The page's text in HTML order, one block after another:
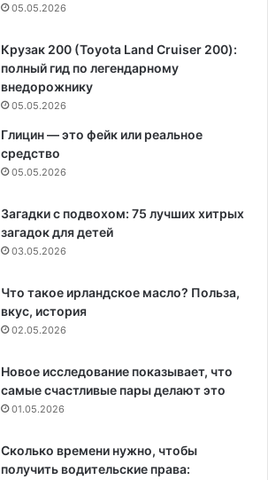
05.05.2026
Крузак 200 (Toyota Land Cruiser 200):
полный гид по легендарному
внедорожнику
05.05.2026
Глицин — это фейк или реальное
средство
05.05.2026
Загадки с подвохом: 75 лучших хитрых
загадок для детей
03.05.2026
Что такое ирландское масло? Польза,
вкус, история
02.05.2026
Новое исследование показывает, что
самые счастливые пары делают это
01.05.2026
Сколько времени нужно, чтобы
получить водительские права: